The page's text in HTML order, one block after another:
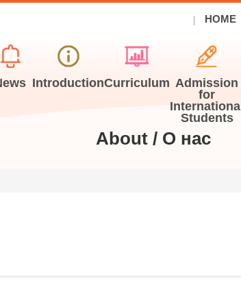
HOME
IntroductionCurriculum Admission
for
International
Students
About / О нас